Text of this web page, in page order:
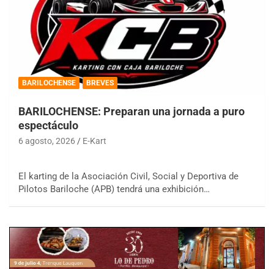
BARILOCHENSE BREVES
BARILOCHENSE: Preparan una jornada a puro
espectáculo
6 agosto, 2026 E-Kart
El karting de la Asociación Civil, Social y Deportiva de
Pilotos Bariloche (APB) tendrá una exhibición…